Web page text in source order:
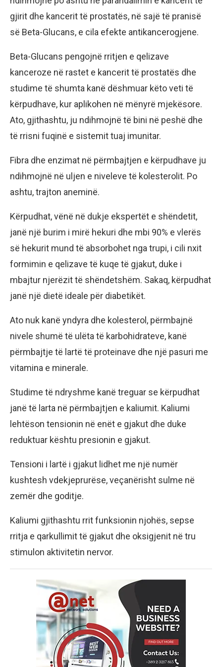
gjirit dhe kancerit të prostatës, në sajë të pranisë
së Beta-Glucans, e cila efekte antikancerogjene.
Beta-Glucans pengojnë rritjen e qelizave
kanceroze në rastet e kancerit të prostatës dhe
studime të shumta kanë dëshmuar këto veti të
kërpudhave, kur aplikohen në mënyrë mjekësore.
Ato, gjithashtu, ju ndihmojnë të bini në peshë dhe
të rrisni fuqinë e sistemit tuaj imunitar.
Fibra dhe enzimat në përmbajtjen e kërpudhave ju
ndihmojnë në uljen e niveleve të kolesterolit. Po
ashtu, trajton aneminë.
Kërpudhat, vënë në dukje ekspertët e shëndetit,
janë një burim i mirë hekuri dhe mbi 90% e vlerës
së hekurit mund të absorbohet nga trupi, i cili nxit
formimin e qelizave të kuqe të gjakut, duke i
mbajtur njerëzit të shëndetshëm. Sakaq, kërpudhat
janë një dietë ideale për diabetikët.
Ato nuk kanë yndyra dhe kolesterol, përmbajnë
nivele shumë të ulëta të karbohidrateve, kanë
përmbajtje të lartë të proteinave dhe një pasuri me
vitamina e minerale.
Studime të ndryshme kanë treguar se kërpudhat
janë të larta në përmbajtjen e kaliumit. Kaliumi
lehtëson tensionin në enët e gjakut dhe duke
reduktuar kështu presionin e gjakut.
Tensioni i lartë i gjakut lidhet me një numër
kushtesh vdekjeprurëse, veçanërisht sulme në
zemër dhe goditje.
Kaliumi gjithashtu rrit funksionin njohës, sepse
rritja e qarkullimit të gjakut dhe oksigjenit në tru
stimulon aktivitetin nervor.